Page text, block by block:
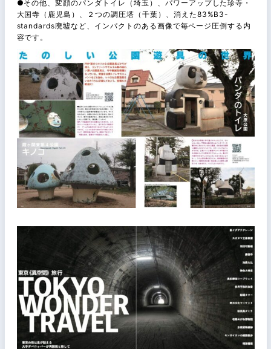
●その他、変顔のパンダトイレ（埼玉）、パワーアップした珍寺・
大国寺（鹿児島）、２つの調圧塔（千葉）、消えた83%B3-
standards廃墟など、インパクトのある画像で毎ページ圧倒する内
容です。